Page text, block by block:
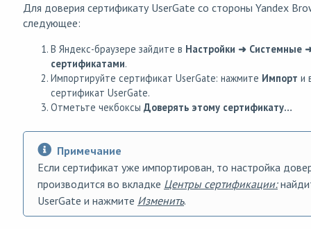
Для доверия сертификату UserGate со стороны Yandex
следующее:
В Яндекс-браузере зайдите в Настройки ➜ Системные
сертификатами.
Импортируйте сертификат UserGate: нажмите Импорт и
сертификат UserGate.
Отметьте чекбоксы Доверять этому сертификату…
Примечание
Если сертификат уже импортирован, то настройка
производится во вкладке Центры сертификации:
UserGate и нажмите Изменить.